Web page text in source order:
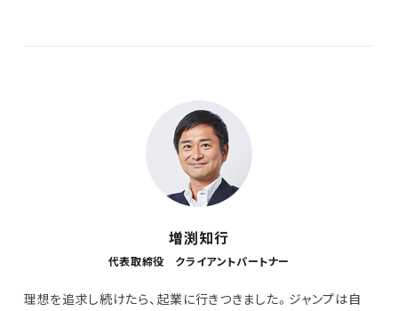
増渕知行
代表取締役 クライアントパートナー
理想を追求し続けたら、起業に行きつきました。ジャンプは自